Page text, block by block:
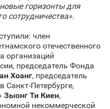
горизонты для
сотрудничества».
член
отечественного
организаций
председатель Фонда
Хоанг, председатель
Санкт‑Петербурге,
Зыонг Ти Киен,
некоммерческой